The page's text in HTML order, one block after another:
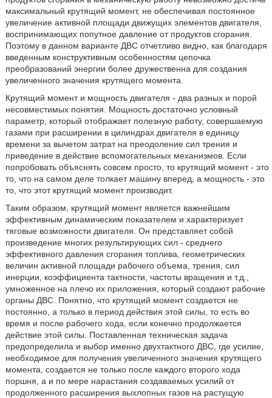
максимальный крутящий момент, не обеспечивая постоянное
увеличение активной площади движущих элементов двигателя,
воспринимающих попутное давление от продуктов сгорания.
Поэтому в данном варианте ДВС отчетливо видно, как благодаря
введенным конструктивным особенностям цепочка
преобразований энергии более дружественна для создания
увеличенного значения крутящего момента.
Крутящий момент и мощность двигателя - два разных и порой
несовместимых понятия. Мощность достаточно условный
параметр, который отображает полезную работу, совершаемую
газами при расширении в цилиндрах двигателя в единицу
времени за вычетом затрат на преодоление сил трения и
приведение в действие вспомогательных механизмов. Если
попробовать объяснять совсем просто, то крутящий момент - это
то, что на самом деле толкает машину вперед, а мощность - это
то, что этот крутящий момент производит.
Таким образом, крутящий момент является важнейшим
эффективным динамическим показателем и характеризует
тяговые возможности двигателя. Он представляет собой
произведение многих результирующих сил - среднего
эффективного давления сгорания топлива, геометрических
величин активной площади рабочего объема, трения, сил
инерции, коэффициента тактности, частоты вращения и т.д.,
умноженное на плечо их приложения, который создают рабочие
органы ДВС. Понятно, что крутящий момент создается не
постоянно, а только в период действия этой силы, то есть во
время и после рабочего хода, если конечно продолжается
действие этой силы. Поставленная техническая задача
предопределила и выбор именно двухтактного ДВС, где усилие,
необходимое для получения увеличенного значения крутящего
момента, создается не только после каждого второго хода
поршня, а и по мере нарастания создаваемых усилий от
продолженного расширения выхлопных газов на растущую